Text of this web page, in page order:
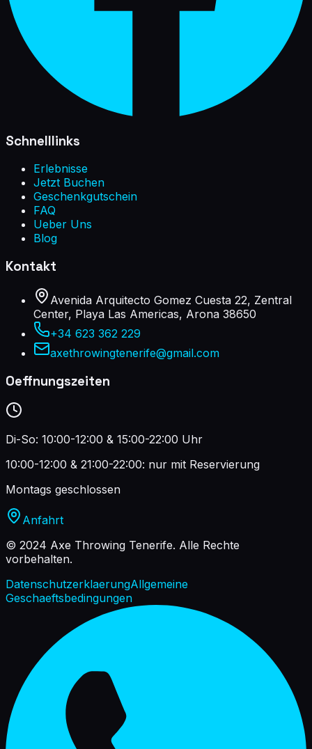
Schnelllinks
Erlebnisse
Jetzt Buchen
Geschenkgutschein
FAQ
Ueber Uns
Blog
Kontakt
Avenida Arquitecto Gomez Cuesta 22, Zentral
Center, Playa Las Americas, Arona 38650
+34 623 362 229
axethrowingtenerife@gmail.com
Oeffnungszeiten
Di-So: 10:00-12:00 & 15:00-22:00 Uhr
10:00-12:00 & 21:00-22:00: nur mit Reservierung
Montags geschlossen
Anfahrt
© 2024 Axe Throwing Tenerife. Alle Rechte
vorbehalten.
DatenschutzerklaerungAllgemeine
Geschaeftsbedingungen